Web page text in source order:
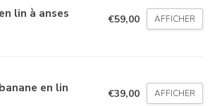
lin à anses €59,00 AFFICHER
en lin €39,00 AFFICHER